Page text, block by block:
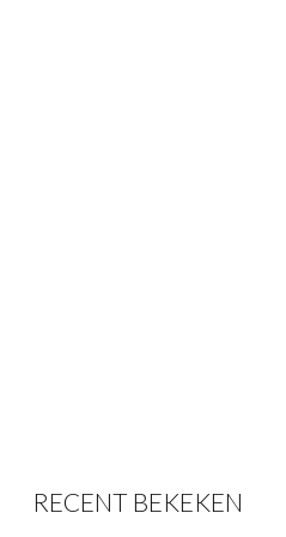
RECENT BEKEKEN